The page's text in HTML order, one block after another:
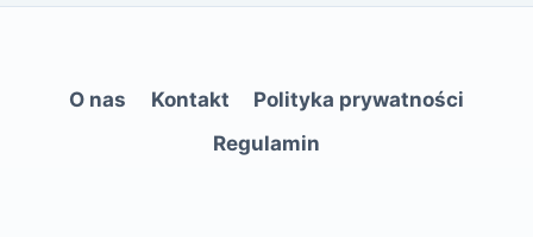
O nas Kontakt
Polityka prywatności
Regulamin